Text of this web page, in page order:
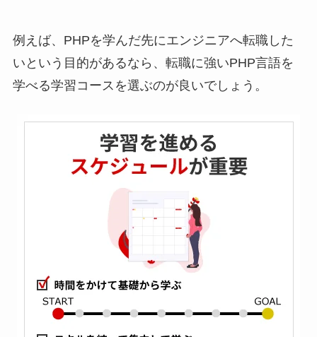
例えば、PHPを学んだ先にエンジニアへ転職した
いという目的があるなら、転職に強いPHP言語を
学べる学習コースを選ぶのが良いでしょう。